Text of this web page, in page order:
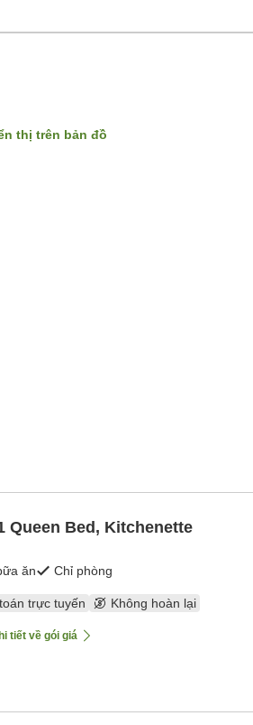
thị trên bản đồ
Queen Bed, Kitchenette
ăn Chỉ phòng
trực tuyến Không hoàn lại
tiết về gói giá